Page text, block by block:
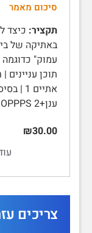
סיכום מאמר
תקציר: כיצד
באתיקה של
אתיים
ענן+BOPPPS 2 | גישת הלמידה: בנייה …
₪30.00
צריכים